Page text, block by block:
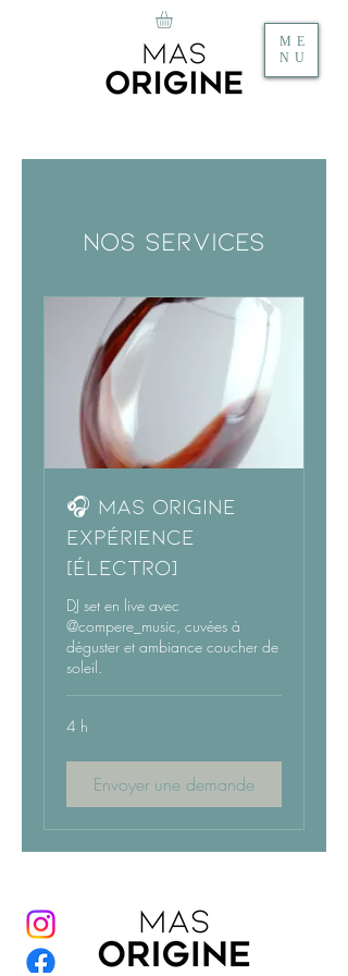
ME
NU
Nos services
🎧 MAS ORIGINE
EXPÉRIENCE
[Électro]
DJ set en live avec
@compere_music, cuvées à
déguster et ambiance coucher de
soleil.
4 h
Envoyer une demande